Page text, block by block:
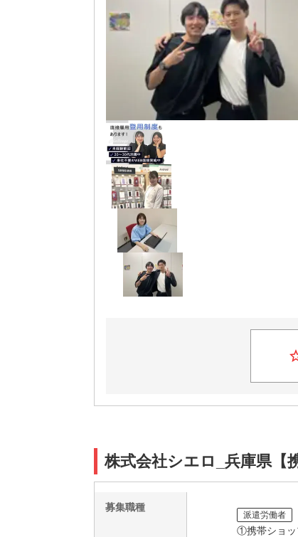
株式会社シエロ_兵庫県【
募集職種
派遣労働者
①携帯ショッ